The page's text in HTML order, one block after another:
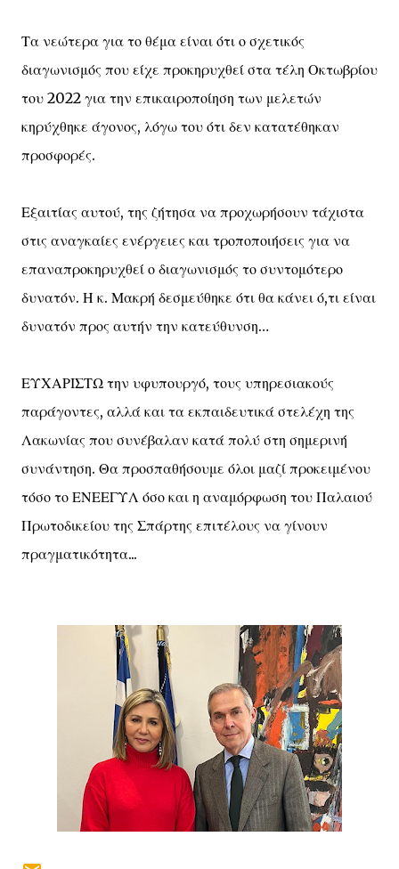
Τα νεώτερα για το θέμα είναι ότι ο σχετικός
διαγωνισμός που είχε προκηρυχθεί στα τέλη Οκτωβρίου
του 2022 για την επικαιροποίηση των μελετών
κηρύχθηκε άγονος, λόγω του ότι δεν κατατέθηκαν
προσφορές.
Εξαιτίας αυτού, της ζήτησα να προχωρήσουν τάχιστα
στις αναγκαίες ενέργειες και τροποποιήσεις για να
επαναπροκηρυχθεί ο διαγωνισμός το συντομότερο
δυνατόν. Η κ. Μακρή δεσμεύθηκε ότι θα κάνει ό,τι είναι
δυνατόν προς αυτήν την κατεύθυνση…
ΕΥΧΑΡΙΣΤΩ την υφυπουργό, τους υπηρεσιακούς
παράγοντες, αλλά και τα εκπαιδευτικά στελέχη της
Λακωνίας που συνέβαλαν κατά πολύ στη σημερινή
συνάντηση. Θα προσπαθήσουμε όλοι μαζί προκειμένου
τόσο το ΕΝΕΕΓΥΛ όσο και η αναμόρφωση του Παλαιού
Πρωτοδικείου της Σπάρτης επιτέλους να γίνουν
πραγματικότητα...